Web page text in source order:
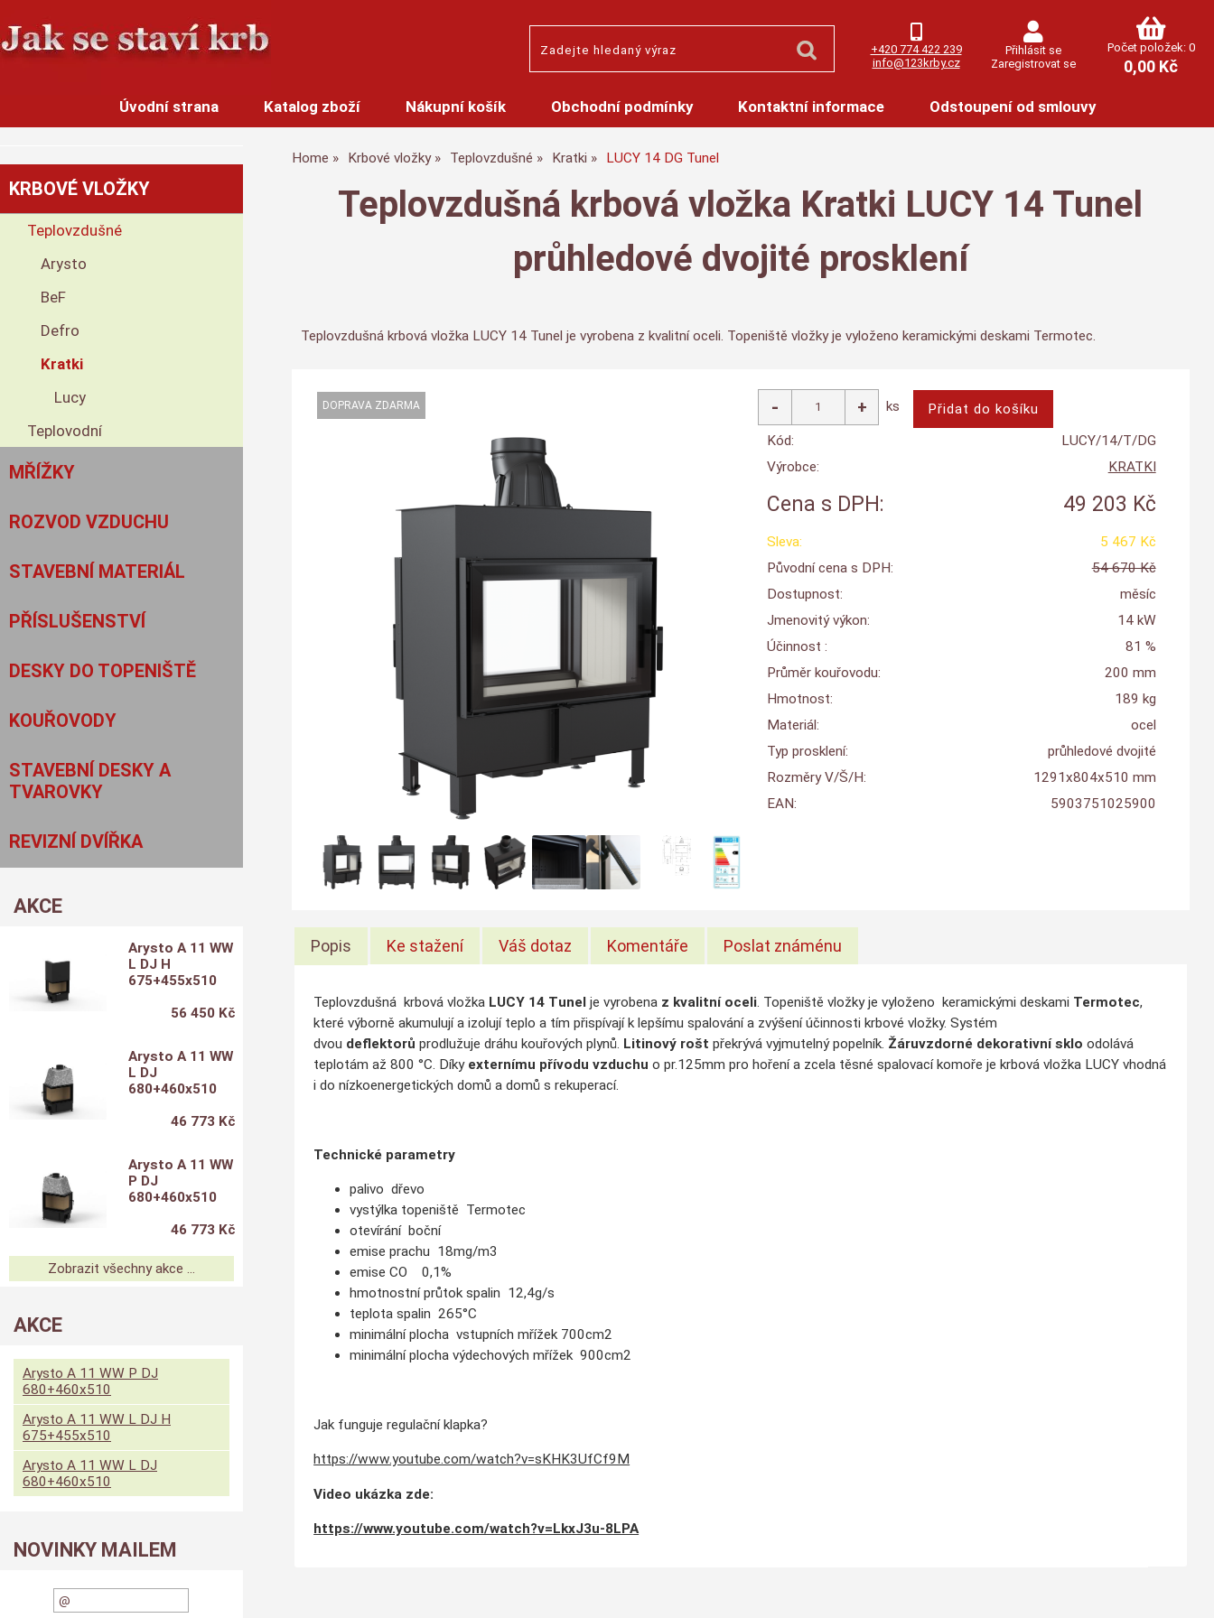
+420 774 422 239
info@123krby.cz
Přihlásit se
Zaregistrovat se
Počet položek: 0
0,00 Kč
Úvodní strana Katalog zboží Nákupní košík Obchodní podmínky Kontaktní informace Odstoupení od smlouvy
Home Krbové vložky Teplovzdušné Kratki LUCY 14 DG Tunel
Teplovzdušná krbová vložka Kratki LUCY 14 Tunel
průhledové dvojité prosklení
Teplovzdušná krbová vložka LUCY 14 Tunel je vyrobena z kvalitní oceli. Topeniště vložky je vyloženo keramickými deskami Termotec.
ks
Kód:
LUCY/14/T/DG
Výrobce:
KRATKI
Cena s DPH: 49 203 Kč
Sleva:
5 467 Kč
Původní cena s DPH:
54 670 Kč
Dostupnost:
měsíc
Jmenovitý výkon:
14 kW
Účinnost :
81 %
Průměr kouřovodu:
200 mm
Hmotnost:
189 kg
Materiál:
ocel
Typ prosklení:
průhledové dvojité
Rozměry V/Š/H:
1291x804x510 mm
EAN:
5903751025900
Popis Ke stažení Váš dotaz Komentáře Poslat známénu
Teplovzdušná krbová vložka LUCY 14 Tunel je vyrobena z kvalitní oceli. Topeniště vložky je vyloženo keramickými deskami Termotec,
které výborně akumulují a izolují teplo a tím přispívají k lepšímu spalování a zvýšení účinnosti krbové vložky. Systém
dvou deflektorů prodlužuje dráhu kouřových plynů. Litinový rošt překrývá vyjmutelný popelník. Žáruvzdorné dekorativní sklo odolává
teplotám až 800 °C. Díky externímu přívodu vzduchu o pr.125mm pro hoření a zcela těsné spalovací komoře je krbová vložka LUCY vhodná
i do nízkoenergetických domů a domů s rekuperací.
Technické parametry
palivo dřevo
vystýlka topeniště Termotec
otevírání boční
emise prachu 18mg/m3
emise CO 0,1%
hmotnostní průtok spalin 12,4g/s
teplota spalin 265°C
minimální plocha vstupních mřížek 700cm2
minimální plocha výdechových mřížek 900cm2
Jak funguje regulační klapka?
https://www.youtube.com/watch?v=sKHK3UfCf9M
Video ukázka zde:
https://www.youtube.com/watch?v=LkxJ3u-8LPA
KRBOVÉ VLOŽKY
Teplovzdušné
Arysto
BeF
Defro
Kratki
Lucy
Teplovodní
MŘÍŽKY
ROZVOD VZDUCHU
STAVEBNÍ MATERIÁL
PŘÍSLUŠENSTVÍ
DESKY DO TOPENIŠTĚ
KOUŘOVODY
STAVEBNÍ DESKY A
TVAROVKY
REVIZNÍ DVÍŘKA
AKCE
Arysto A 11 WW
L DJ H
675+455x510
56 450 Kč
Arysto A 11 WW
L DJ
680+460x510
46 773 Kč
Arysto A 11 WW
P DJ
680+460x510
46 773 Kč
Zobrazit všechny akce ...
AKCE
Arysto A 11 WW P DJ
680+460x510
Arysto A 11 WW L DJ H
675+455x510
Arysto A 11 WW L DJ
680+460x510
NOVINKY MAILEM